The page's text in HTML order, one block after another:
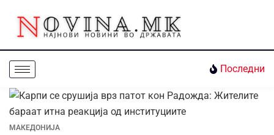
Последни
МАКЕДОНИЈА